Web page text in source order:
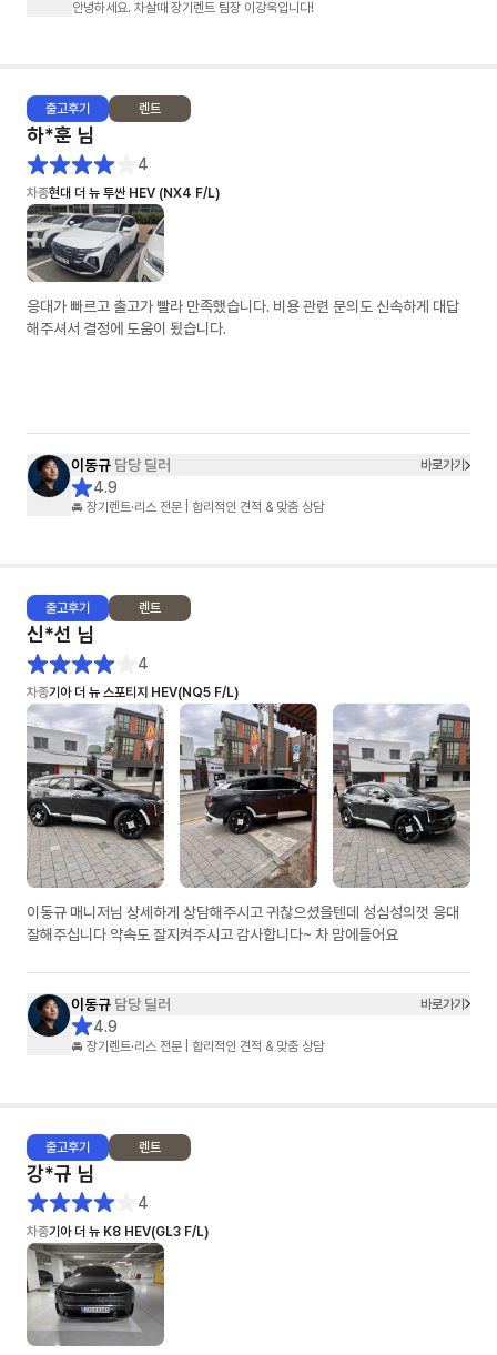
안녕하세요. 차살때 장기렌트 팀장 이강욱입니다!
출고후기 렌트
하*훈 님
4
차종현대 더 뉴 투싼 HEV (NX4 F/L)
응대가 빠르고 출고가 빨라 만족했습니다. 비용 관련 문의도 신속하게 대답
해주셔서 결정에 도움이 됬습니다.
이동규 담당 딜러 바로가기
4.9
🚘 장기렌트·리스 전문 | 합리적인 견적 & 맞춤 상담
출고후기 렌트
신*선 님
4
차종기아 더 뉴 스포티지 HEV(NQ5 F/L)
이동규 매니저님 상세하게 상담해주시고 귀찮으셨을텐데 성심성의껏 응대
잘해주십니다 약속도 잘지켜주시고 감사합니다~ 차 맘에들어요
이동규 담당 딜러 바로가기
4.9
🚘 장기렌트·리스 전문 | 합리적인 견적 & 맞춤 상담
출고후기 렌트
강*규 님
4
차종기아 더 뉴 K8 HEV(GL3 F/L)